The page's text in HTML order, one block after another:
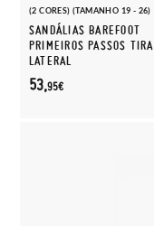
(2 CORES) (TAMANHO 19 - 26)
SANDÁLIAS BAREFOOT
PRIMEIROS PASSOS TIRA
LATERAL
53,95€